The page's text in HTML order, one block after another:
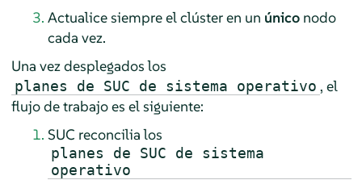
Actualice siempre el clúster en un úniconodo
cada vez.
Una vez desplegados los
planes de SUC de sistema operativo , el
flujo de trabajo es el siguiente:
SUC reconcilia los
planes de SUC de sistema
operativo